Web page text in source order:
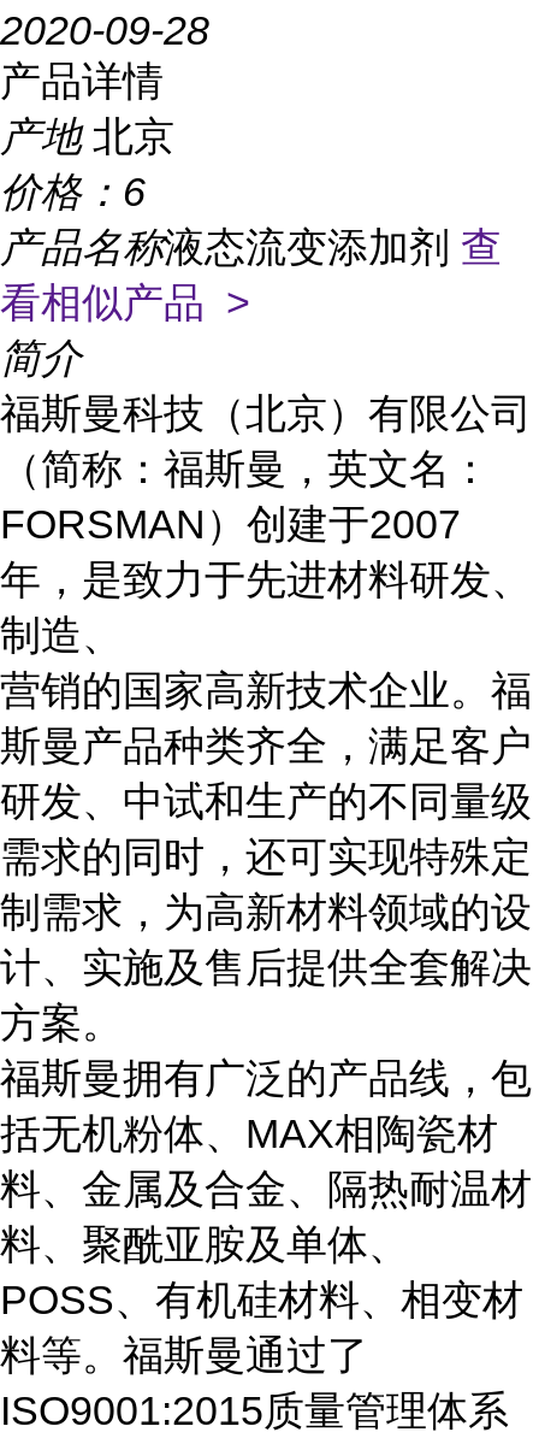
2020-09-28
产品详情
产地 北京
价格： 6
产品名称液态流变添加剂 查
看相似产品 >
简介
福斯曼科技（北京）有限公司
（简称：福斯曼，英文名：
FORSMAN）创建于2007
年，是致力于先进材料研发、
制造、
营销的国家高新技术企业。福
斯曼产品种类齐全，满足客户
研发、中试和生产的不同量级
需求的同时，还可实现特殊定
制需求，为高新材料领域的设
计、实施及售后提供全套解决
方案。
福斯曼拥有广泛的产品线，包
括无机粉体、MAX相陶瓷材
料、金属及合金、隔热耐温材
料、聚酰亚胺及单体、
POSS、有机硅材料、相变材
料等。福斯曼通过了
ISO9001:2015质量管理体系